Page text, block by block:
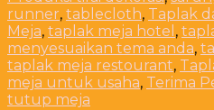
runner, tablecloth, Taplak
Meja, taplak meja hotel ,
menyesuaikan tema anda,
taplak meja restourant,
meja untuk usaha, Terima
tutup meja